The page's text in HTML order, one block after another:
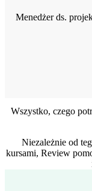
Menedżer ds.
Wszystko, czego
Niezależnie od
kursami, Review